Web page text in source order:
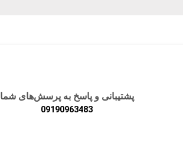
پشتیبانی و پاسخ به پرسش‌های شما
09190963483